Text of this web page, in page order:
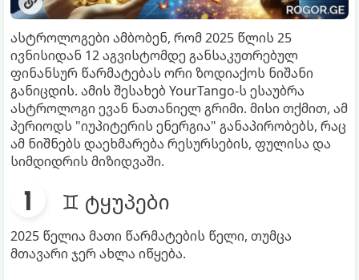
ასტროლოგები ამბობენ, რომ 2025 წლის 25
ივნისიდან 12 აგვისტომდე განსაკუთრებულ
ფინანსურ წარმატებას ორი ზოდიაქოს ნიშანი
განიცდის. ამის შესახებ YourTango-ს ესაუბრა
ასტროლოგი ევან ნათანიელ გრიმი. მისი თქმით, ამ
პერიოდს "იუპიტერის ენერგია" განაპირობებს, რაც
ამ ნიშნებს დაეხმარება რესურსების, ფულისა და
სიმდიდრის მიზიდვაში.
♊ ტყუპები
2025 წელია მათი წარმატების წელი, თუმცა
მთავარი ჯერ ახლა იწყება.